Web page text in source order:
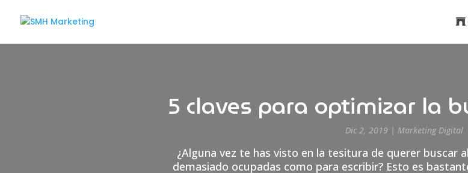
5 claves para optimizar la
Dic 2, 2019 | Marketing Digital
¿Alguna vez te has visto en la tesitura de querer buscar
demasiado ocupadas como para escribir? Esto es